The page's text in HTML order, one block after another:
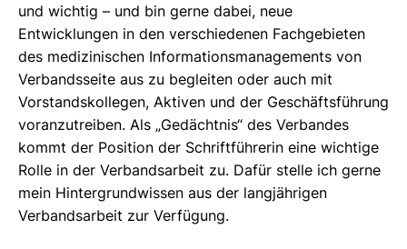
und wichtig – und bin gerne dabei, neue
Entwicklungen in den verschiedenen Fachgebieten
des medizinischen Informationsmanagements von
Verbandsseite aus zu begleiten oder auch mit
Vorstandskollegen, Aktiven und der Geschäftsführung
voranzutreiben. Als „Gedächtnis“ des Verbandes
kommt der Position der Schriftführerin eine wichtige
Rolle in der Verbandsarbeit zu. Dafür stelle ich gerne
mein Hintergrundwissen aus der langjährigen
Verbandsarbeit zur Verfügung.